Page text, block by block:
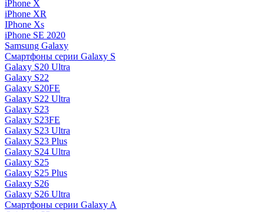
iPhone X
iPhone XR
IPhone Xs
iPhone SE 2020
Samsung Galaxy
Смартфоны серии Galaxy S
Galaxy S20 Ultra
Galaxy S22
Galaxy S20FE
Galaxy S22 Ultra
Galaxy S23
Galaxy S23FE
Galaxy S23 Ultra
Galaxy S23 Plus
Galaxy S24 Ultra
Galaxy S25
Galaxy S25 Plus
Galaxy S26
Galaxy S26 Ultra
Смартфоны серии Galaxy A